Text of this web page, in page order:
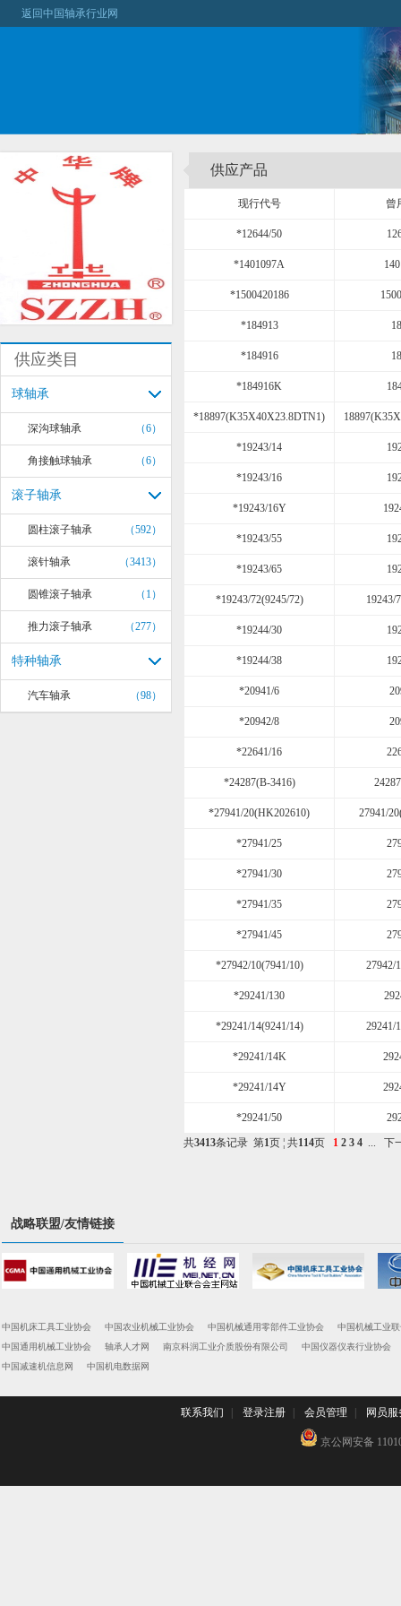
返回中国轴承行业网
供应类目
球轴承
深沟球轴承 （6）
角接触球轴承 （6）
滚子轴承
圆柱滚子轴承 （592）
滚针轴承 （3413）
圆锥滚子轴承 （1）
推力滚子轴承 （277）
特种轴承
汽车轴承 （98）
供应产品
现行代号 曾
*12644/50
*1401097A
*1500420186
*184913
*184916
*184916K
*18897(K35X40X23.8DTN1)
*19243/14
*19243/16
*19243/16Y
*19243/55
*19243/65
*19243/72(9245/72) 19243/
*19244/30
*19244/38
*20941/6
*20942/8
*22641/16
*24287(B-3416)
*27941/20(HK202610) 27941/
*27941/25
*27941/30
*27941/35
*27941/45
*27942/10(7941/10) 27942/
*29241/130
*29241/14(9241/14) 29241/
*29241/14K
*29241/14Y
*29241/50
共3413条记录 第1页 ¦ 共114页 1 2 3 4 ... 下
战略联盟/友情链接
中国机床工具工业协会 中国农业机械工业协会 中国机械通用零部件工业协会
中国机械工业
中国通用机械工业协会
轴承人才网 南京科润工业介质股份有限公司
中国仪器仪表行业协会
中国减速机信息网
中国机电数据网
联系我们 登录注册 会员管理 网员服
京公网安备